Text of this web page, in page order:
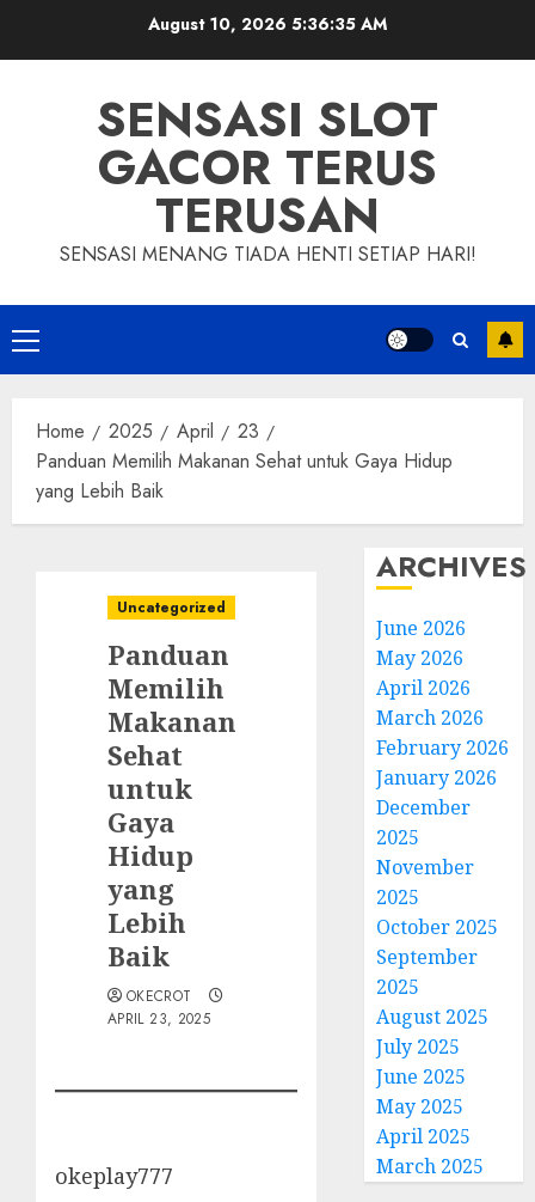
August 10, 2026 5:36:36 AM
SENSASI SLOT
GACOR TERUS
TERUSAN
SENSASI MENANG TIADA HENTI SETIAP HARI!
Primary
Menu
Home 2025 April
23
Panduan Memilih Makanan Sehat untuk Gaya Hidup
yang Lebih Baik
Uncategorized
Panduan
Memilih
Makanan
Sehat
untuk
Gaya
Hidup
yang
Lebih
Baik
OKECROT
APRIL 23, 2025
okeplay777
ARCHIVES
June 2026
May 2026
April 2026
March 2026
February 2026
January 2026
December
2025
November
2025
October 2025
September
2025
August 2025
July 2025
June 2025
May 2025
April 2025
March 2025